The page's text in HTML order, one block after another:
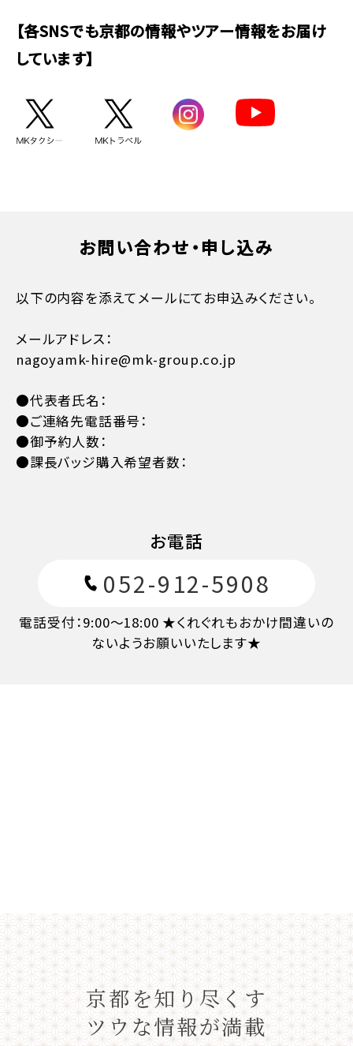
【各SNSでも京都の情報やツアー情報をお届け
しています】
お問い合わせ・申し込み
以下の内容を添えてメールにてお申込みください。
メールアドレス：
nagoyamk-hire@mk-group.co.jp
●代表者氏名：
●ご連絡先電話番号：
●御予約人数：
●課長バッジ購入希望者数：
お電話
052-912-5908
電話受付：9:00～18:00 ★くれぐれもおかけ間違いの
ないようお願いいたします★
京都を知り尽くす
ツウな情報が満載